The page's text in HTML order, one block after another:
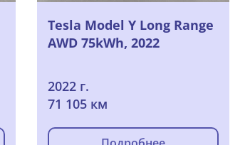
Tesla Model Y Long Range
AWD 75kWh, 2022
2022 г.
71 105 км